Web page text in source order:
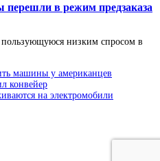
перешли в режим предзаказа
пользующуюся низким спросом в
машины у американцев
конвейер
на электромобили